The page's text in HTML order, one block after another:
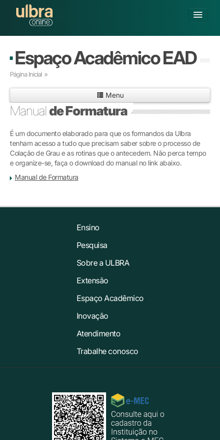
Buscar
Matricule-se
PÓS-GRADUAÇÃO
PESQUISA
EXTENSÃO
SOBRE A ULBRA
Espaço Acadêmico EAD
Página Inicial »
Menu
Manualde Formatura
É um documento elaborado para que os formandos da Ulbra
tenham acesso a tudo que precisam saber sobre o processo de
Colação de Grau e as rotinas que o antecedem. Não perca tempo
e organize-se, faça o download do manual no link abaixo.
Manual de Formatura
Ensino
Pesquisa
Sobre a ULBRA
Extensão
Espaço Acadêmico
Inovação
Atendimento
Trabalhe conosco